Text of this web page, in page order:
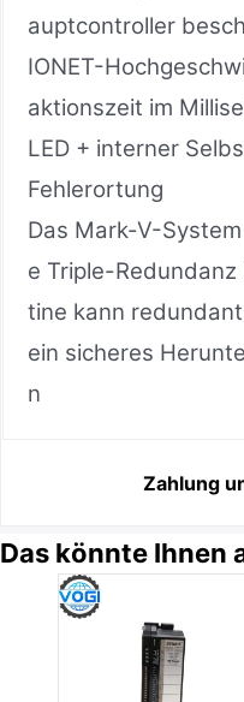
auptcontroller
IONET-
aktionszeit im
LED + interner
Fehlerortung
Das Mark-V-
e Triple-Redundanz
tine kann
ein sicheres
n
Zahlung
Das könnte Ihnen